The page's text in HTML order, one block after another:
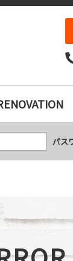
ラー｜神戸市の中
パス